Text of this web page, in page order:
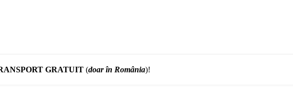
GRATUIT (doar în România)!